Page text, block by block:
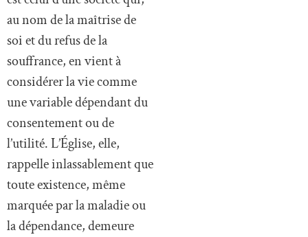
au nom de la maîtrise de
soi et du refus de la
souffrance, en vient à
considérer la vie comme
une variable dépendant du
consentement ou de
l’utilité. L’Église, elle,
rappelle inlassablement que
toute existence, même
marquée par la maladie ou
la dépendance, demeure